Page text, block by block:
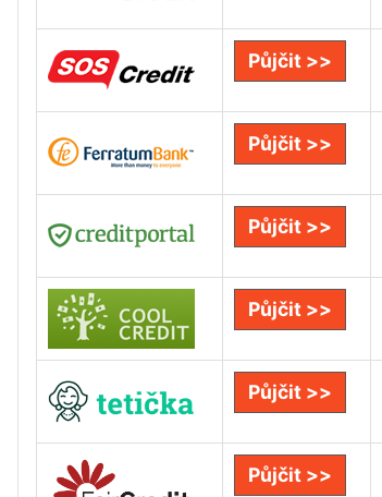
Půjčit >>
Půjčit >>
Půjčit >>
Půjčit >>
Půjčit >>
Půjčit >>